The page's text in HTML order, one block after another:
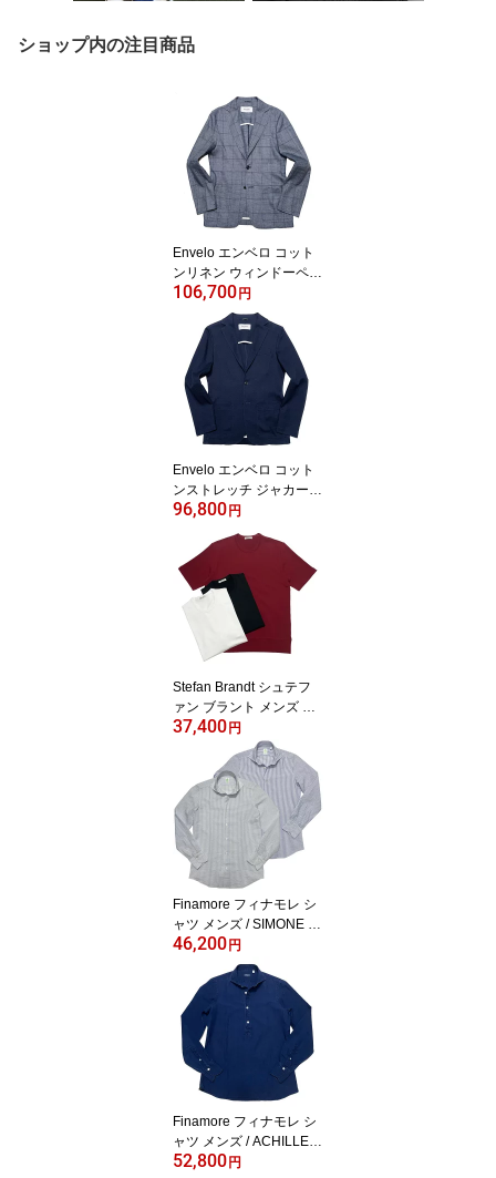
ショップ内の注目商品
Envelo エンベロ コット
ンリネン ウィンドーペー
ン シングル 2Bジャケッ
ト ブルー / メンズ イタリ
ア ビジネス カジュアル
春 夏 / 61210003 T-JACK
ET ティージャケット
106,700円
Envelo エンベロ コット
ンストレッチ ジャカード
織り シングル 2Bジャケ
タリア ビジネス カジュ
アル 春 夏 / 60110003 T-
JACKET ティージャケッ
ト
96,800円
Stefan Brandt シュテフ
ァン ブラント メンズ シ
ーアイランドコットン フ
レンチテリー スウェット
ライク ストレッチTシャ
ツ ホワイト ボルドー ブ
ラック / 61039001
37,400円
Finamore フィナモレ シ
ャツ メンズ / SIMONE B
ALI C0484I シモーネ バ
ーリ カッタウェイカラー
シアサッカー ストライプ
シャツ / ブルー ネイビー
イタリア 長袖 春 夏
46,200円
Finamore フィナモレ シ
ャツ メンズ / ACHILLE P
ORTO アキレ ポルト ラ
52,800円